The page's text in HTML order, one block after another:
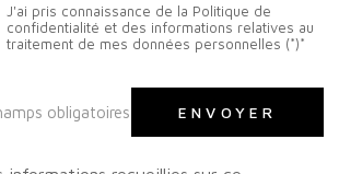
J'ai pris connaissance de la Politique de
confidentialité et des informations relatives au
traitement de mes données personnelles (*)*
obligatoires ENVOYER